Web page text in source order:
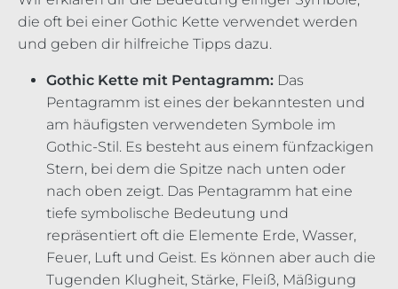
die oft bei einer Gothic Kette verwendet werden
und geben dir hilfreiche Tipps dazu.
Gothic Kette mit Pentagramm: Das
Pentagramm ist eines der bekanntesten und
am häufigsten verwendeten Symbole im
Gothic-Stil. Es besteht aus einem fünfzackigen
Stern, bei dem die Spitze nach unten oder
nach oben zeigt. Das Pentagramm hat eine
tiefe symbolische Bedeutung und
repräsentiert oft die Elemente Erde, Wasser,
Feuer, Luft und Geist. Es können aber auch die
Tugenden Klugheit, Stärke, Fleiß, Mäßigung